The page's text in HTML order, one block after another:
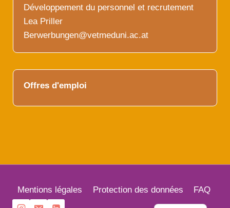
Développement du personnel et recrutement
Lea Priller
Berwerbungen@vetmeduni.ac.at
Offres d'emploi
Mentions légales Protection des données FAQ
English